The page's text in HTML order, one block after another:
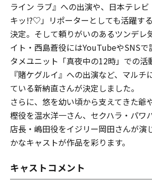
ライン ラブ』への出演や、日本テレビ
キッ!?♡」 リポーターとしても活躍す
決定。そして頼りがいのあるツンデレ
イト・西島蒼役にはYouTubeやSNSで
タメユニット「真夜中の12時」での活
『賭ケグルイ』への出演など、マルチ
ている新納直さんが決定しました。
さらに、悠を幼い頃から支えてきた爺
樫役を温水洋一さん、セクハラ・パワ
店長・嶋田役をイジリー岡田さんが演
かなキャストが作品を彩ります。
キャストコメント